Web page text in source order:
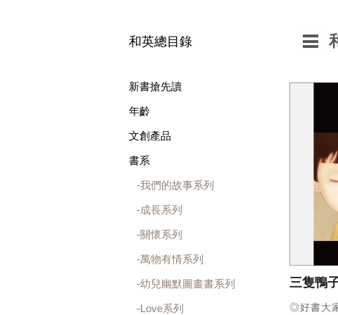
和英總目錄
新書搶先讀
年齡
文創產品
書系
我們的故事系列
成長系列
關懷系列
萬物有情系列
幼兒幽默圖畫書系列
Love系列
三隻鴨
◎好書大